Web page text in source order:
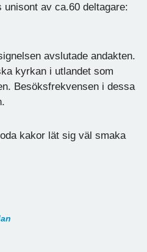
av ca.60 deltagare:
avslutade andakten.
kyrkan i utlandet som
Besöksfrekvensen i dessa
kakor lät sig väl smaka